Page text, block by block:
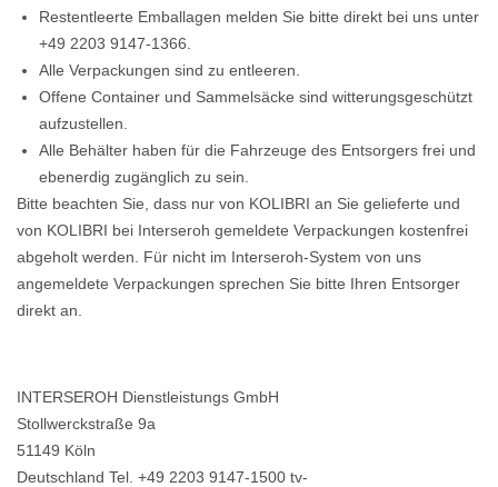
Restentleerte Emballagen melden Sie bitte direkt bei uns unter
+49 2203 9147-1366.
Alle Verpackungen sind zu entleeren.
Offene Container und Sammelsäcke sind witterungsgeschützt
aufzustellen.
Alle Behälter haben für die Fahrzeuge des Entsorgers frei und
ebenerdig zugänglich zu sein.
Bitte beachten Sie, dass nur von KOLIBRI an Sie gelieferte und
von KOLIBRI bei Interseroh gemeldete Verpackungen kostenfrei
abgeholt werden. Für nicht im Interseroh-System von uns
angemeldete Verpackungen sprechen Sie bitte Ihren Entsorger
direkt an.
INTERSEROH Dienstleistungs GmbH
Stollwerckstraße 9a
51149 Köln
Deutschland Tel. +49 2203 9147-1500 tv-